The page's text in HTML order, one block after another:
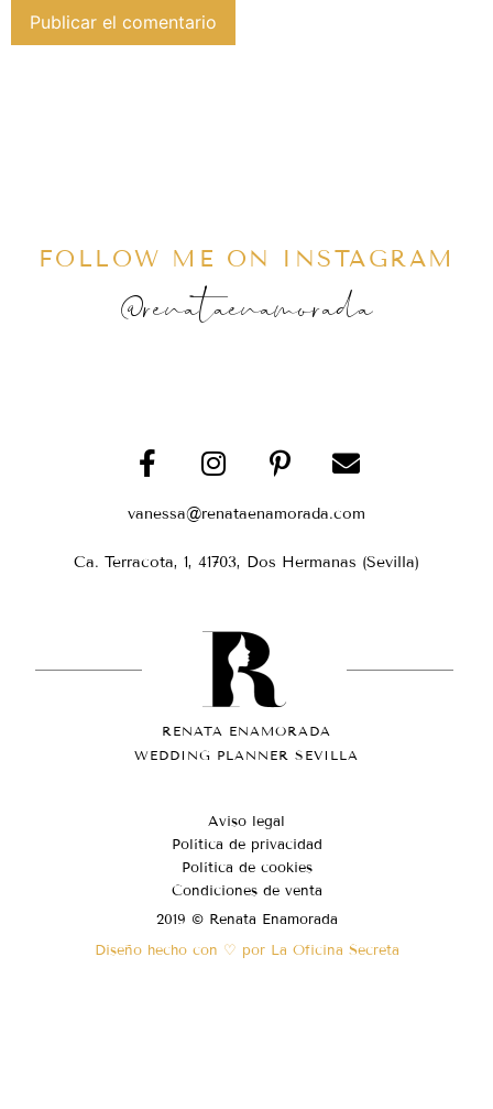
FOLLOW ME ON INSTAGRAM
@renataenamorada
vanessa@renataenamorada.com
Ca. Terracota, 1, 41703, Dos Hermanas (Sevilla)
RENATA ENAMORADA
WEDDING PLANNER SEVILLA
Aviso legal
Política de privacidad
Política de cookies
Condiciones de venta
2019 © Renata Enamorada
Diseño hecho con ♡ por La Oficina Secreta